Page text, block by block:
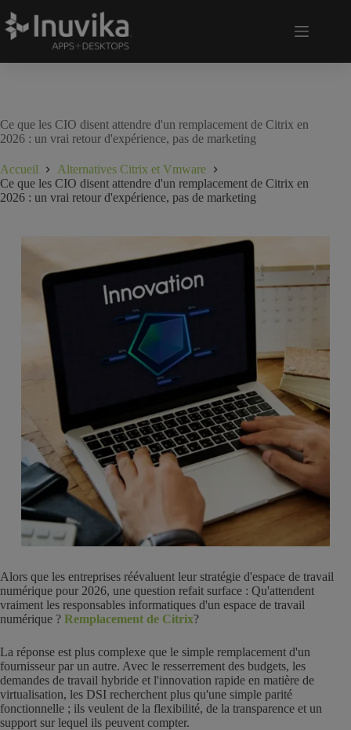
Ce que les CIO disent attendre d'un remplacement de Citrix en
2026 : un vrai retour d'expérience, pas de marketing
Accueil
Alternatives Citrix et Vmware
Ce que les CIO disent attendre d'un remplacement de Citrix en
2026 : un vrai retour d'expérience, pas de marketing
Alors que les entreprises réévaluent leur stratégie d'espace de travail
numérique pour 2026, une question refait surface : Qu'attendent
vraiment les responsables informatiques d'un espace de travail
numérique ? Remplacement de Citrix?
La réponse est plus complexe que le simple remplacement d'un
fournisseur par un autre. Avec le resserrement des budgets, les
demandes de travail hybride et l'innovation rapide en matière de
virtualisation, les DSI recherchent plus qu'une simple parité
fonctionnelle ; ils veulent de la flexibilité, de la transparence et un
support sur lequel ils peuvent compter.